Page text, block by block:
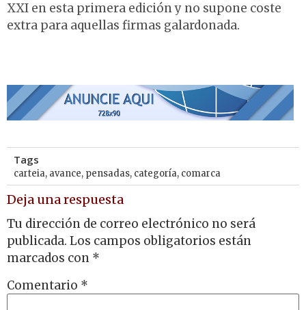
XXI en esta primera edición y no supone coste
extra para aquellas firmas galardonada.
Tags
carteia, avance, pensadas, categoría, comarca
Deja una respuesta
Tu dirección de correo electrónico no será
publicada. Los campos obligatorios están
marcados con *
Comentario *